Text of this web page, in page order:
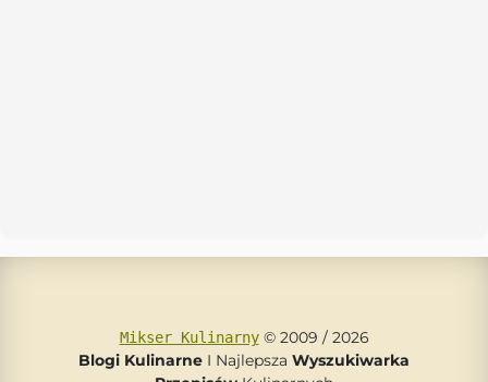
Mikser Kulinarny© 2009 / 2026
Blogi Kulinarne I Najlepsza Wyszukiwarka